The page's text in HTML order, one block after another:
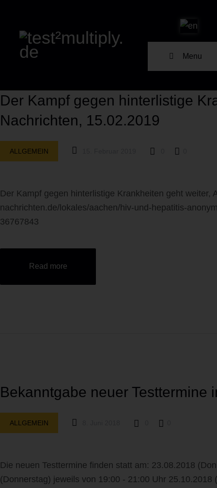
Menu
Der Kampf gegen hinterlistige
Nachrichten, 15.02.2019
ALLGEMEIN
Der Kampf gegen hinterlistige Krankheiten geht
nachrichten.de/lokales/aachen/hiv-und-hepatitis-
36767843
Read more
Bekanntgabe neuer Testtermine
ALLGEMEIN
Die neuen Testtermine finden statt am: 23.08.2018
(Donnerstag) jeweils von 19:00 - 21:00 Uhr